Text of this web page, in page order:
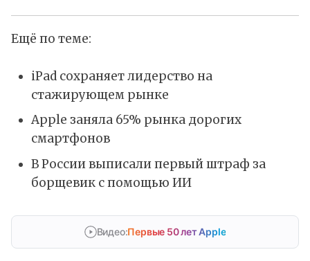
Ещё по теме:
iPad сохраняет лидерство на
стажирующем рынке
Apple заняла 65% рынка дорогих
смартфонов
В России выписали первый штраф за
борщевик с помощью ИИ
Видео:Первые 50 лет Apple